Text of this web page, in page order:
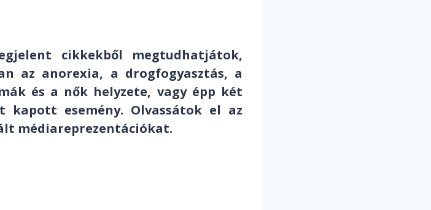
cikkekből megtudhatjátok,
az anorexia, a drogfogyasztás, a
és a nők helyzete, vagy épp két
kapott esemény. Olvassátok el az
médiareprezentációkat.